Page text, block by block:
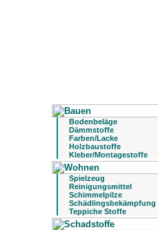
Bodenbeläge
Dämmstoffe
Farben/Lacke
Holzbaustoffe
Kleber/Montagestoffe
Spielzeug
Reinigungsmittel
Schimmelpilze
Schädlingsbekämpfung
Teppiche Stoffe